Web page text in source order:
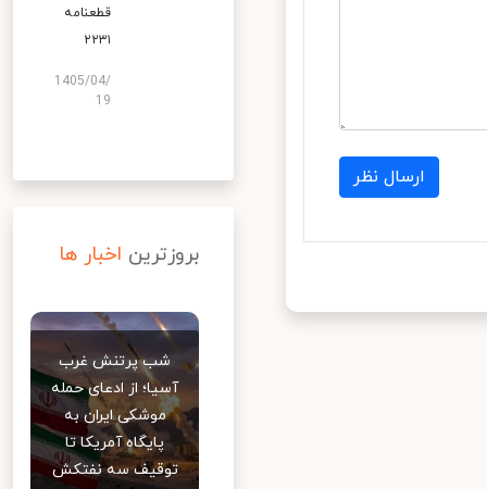
ارسال نظر
قطعنامه
۲۲۳۱
1405/04/
19
بروزترین اخبار ها
شب پرتنش غرب
آسیا؛ از ادعای حمله
موشکی ایران به
پایگاه آمریکا تا
توقیف سه نفتکش